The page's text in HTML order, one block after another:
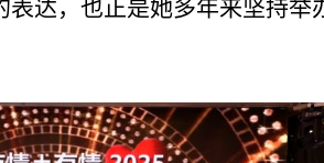
表达，也正是她多年来坚持举